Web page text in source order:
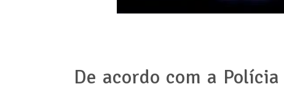
De acordo com a